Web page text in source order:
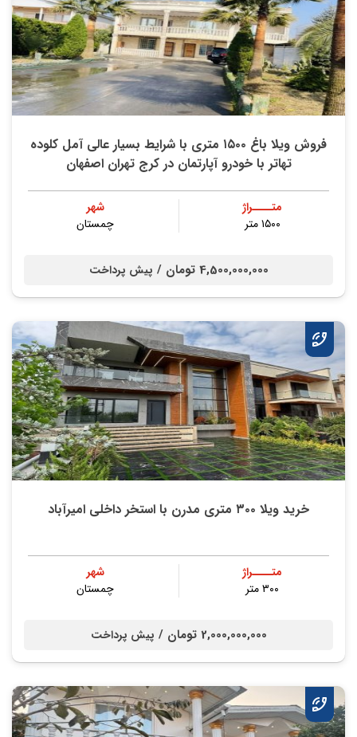
فروش ویلا باغ ۱۵۰۰ متری با شرایط بسیار عالی آمل کلوده
تهاتر با خودرو آپارتمان در کرج تهران اصفهان
متــــراژ
۱۵۰۰ متر
شهر
چمستان
4,500,000,000 تومان / پیش پرداخت
خرید ویلا ۳۰۰ متری مدرن با استخر داخلی امیرآباد
متــــراژ
۳۰۰ متر
شهر
چمستان
2,000,000,000 تومان / پیش پرداخت